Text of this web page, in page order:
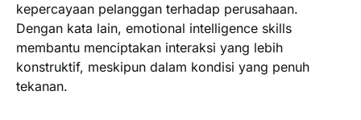
kepercayaan pelanggan terhadap perusahaan.
Dengan kata lain, emotional intelligence skills
membantu menciptakan interaksi yang lebih
konstruktif, meskipun dalam kondisi yang penuh
tekanan.